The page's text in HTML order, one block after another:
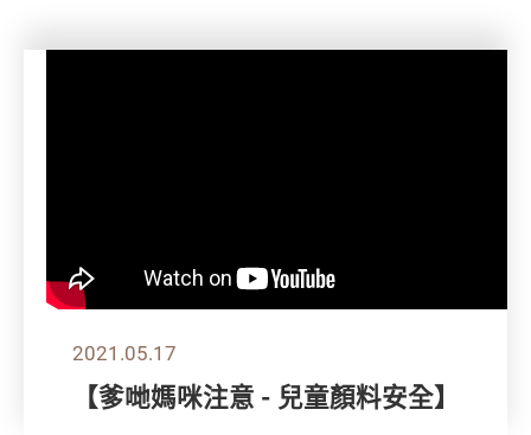
2021.05.17
【爹哋媽咪注意 - 兒童顏料安全】